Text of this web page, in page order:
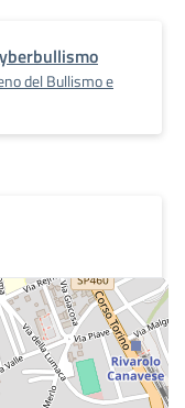
del Bullismo e